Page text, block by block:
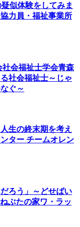
似体験をしてみま
力員・福祉事業所
会福祉士学会青森
社会福祉士～じゃ
ぐ～
生の終末期を考え
ター チームオレン
ろう」～どせばい
ぶたの家ワ・ラッ